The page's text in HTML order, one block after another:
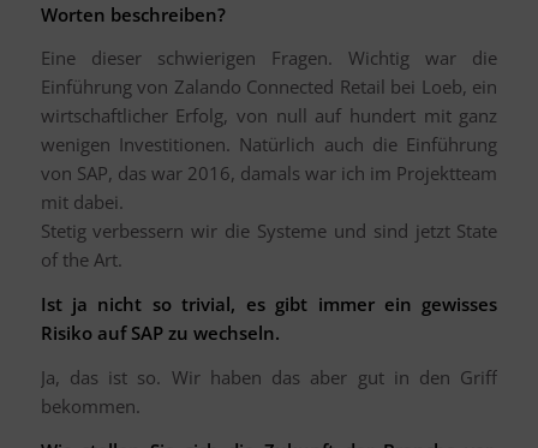
Worten beschreiben?
Eine dieser schwierigen Fragen. Wichtig war die
Einführung von Zalando Connected Retail bei Loeb, ein
wirtschaftlicher Erfolg, von null auf hundert mit ganz
wenigen Investitionen. Natürlich auch die Einführung
von SAP, das war 2016, damals war ich im Projektteam
mit dabei.
Stetig verbessern wir die Systeme und sind jetzt State
of the Art.
Ist ja nicht so trivial, es gibt immer ein gewisses
Risiko auf SAP zu wechseln.
Ja, das ist so. Wir haben das aber gut in den Griff
bekommen.